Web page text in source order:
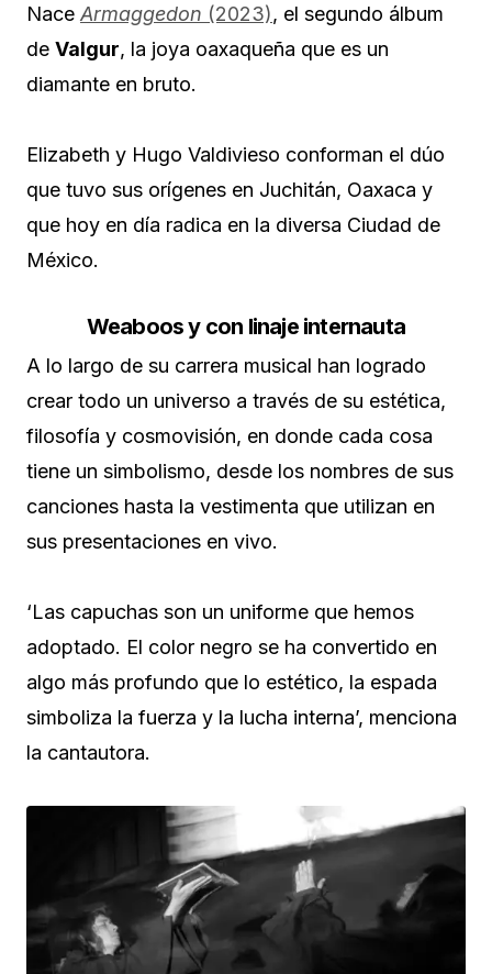
Nace Armaggedon (2023), el segundo álbum
de Valgur, la joya oaxaqueña que es un
diamante en bruto.
Elizabeth y Hugo Valdivieso conforman el dúo
que tuvo sus orígenes en Juchitán, Oaxaca y
que hoy en día radica en la diversa Ciudad de
México.
Weaboos y con linaje internauta
A lo largo de su carrera musical han logrado
crear todo un universo a través de su estética,
filosofía y cosmovisión, en donde cada cosa
tiene un simbolismo, desde los nombres de sus
canciones hasta la vestimenta que utilizan en
sus presentaciones en vivo.
‘Las capuchas son un uniforme que hemos
adoptado. El color negro se ha convertido en
algo más profundo que lo estético, la espada
simboliza la fuerza y la lucha interna’, menciona
la cantautora.